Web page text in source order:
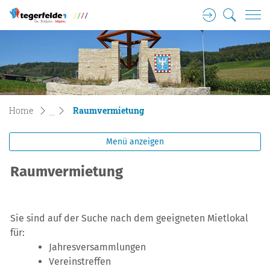
Direkt zur Hauptnavigation
Direkt zum Inhalt
Direkt zur Suche
Direkt zum Stichwortverzeichnis
Tegerfelden Gemeinde Wappen
LoginSuche
Home Raumvermietung(ausgewählt)
Menü anzeigen
Raumvermietung
Sie sind auf der Suche nach dem geeigneten Mietlokal
für:
Jahresversammlungen
Vereinstreffen